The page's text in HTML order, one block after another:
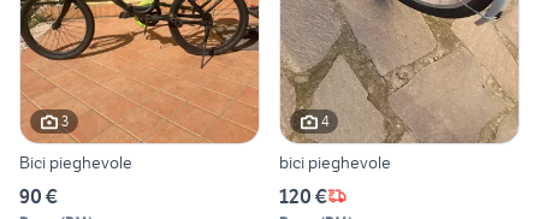
3
Bici pieghevole
90 €
4
bici pieghevole
120 €